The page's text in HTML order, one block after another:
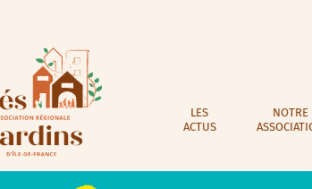
LES
ACTUS
NOTRE